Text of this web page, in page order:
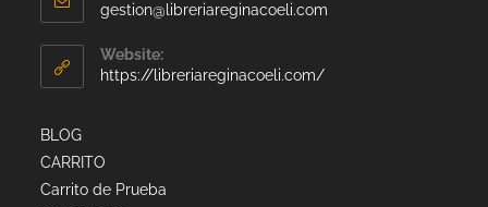
gestion@libreriareginacoeli.com
Website:
https://libreriareginacoeli.com/
BLOG
CARRITO
Carrito de Prueba